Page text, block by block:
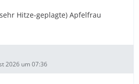
Hitze-geplagte) Apfelfrau
2026 um 07:36